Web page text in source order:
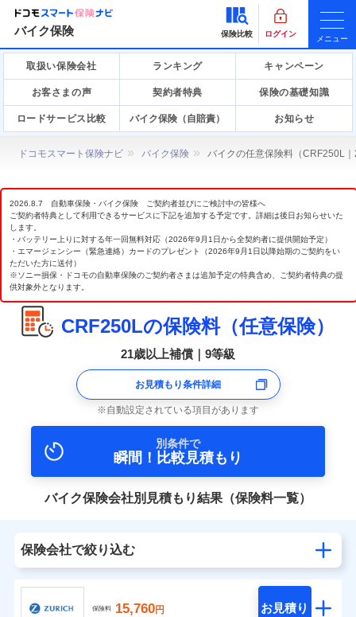
バイク保険 保険比較 ログイン
メニュー
取扱い保険会社 ランキング キャンペーン
お客さまの声 契約者特典 保険の基礎知識
ロードサービス比較 バイク保険（自賠責） お知らせ
ドコモスマート保険ナビ バイク保険 バイクの任意保険料（CRF250L
2026.8.7 自動車保険・バイク保険 ご契約者並びにご検討中の皆様へ
ご契約者特典として利用できるサービスに下記を追加する予定です。詳細は後日お知らせいた
します。
・バッテリー上りに対する年一回無料対応（2026年9月1日から全契約者に提供開始予定）
・エマージェンシー（緊急連絡）カードのプレゼント（2026年9月1日以降始期のご契約をい
ただいた方に送付）
※ソニー損保・ドコモの自動車保険のご契約者さまは追加予定の特典含め、ご契約者特典の提
供対象外となります。
CRF250Lの保険料（任意保険）
21歳以上補償｜9等級
お見積もり条件詳細
自動設定されている項目があります
別条件で
瞬間！比較見積もり
バイク保険会社別見積もり結果（保険料一覧）
保険会社で絞り込む
保険料 15,760円 お見積り